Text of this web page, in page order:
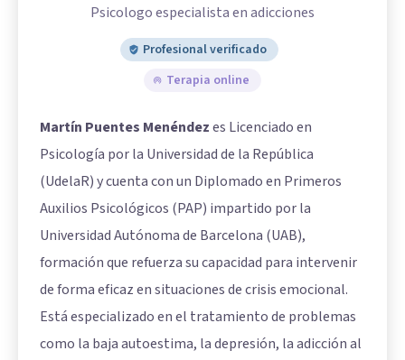
Psicologo especialista en adicciones
Profesional verificado
Terapia online
Martín Puentes Menéndezes Licenciado en
Psicología por la Universidad de la República
(UdelaR) y cuenta con un Diplomado en Primeros
Auxilios Psicológicos (PAP) impartido por la
Universidad Autónoma de Barcelona (UAB),
formación que refuerza su capacidad para intervenir
de forma eficaz en situaciones de crisis emocional.
Está especializado en el tratamiento de problemas
como la baja autoestima, la depresión, la adicción al